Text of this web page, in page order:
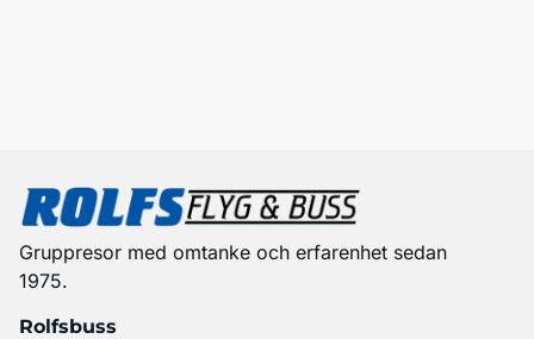
Gruppresor med omtanke och erfarenhet sedan
1975.
Rolfsbuss